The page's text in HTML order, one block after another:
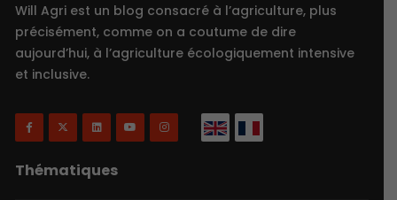
Will Agri est un blog consacré à l’agriculture, plus
précisément, comme on a coutume de dire
aujourd’hui, à l’agriculture écologiquement intensive
et inclusive.
Thématiques